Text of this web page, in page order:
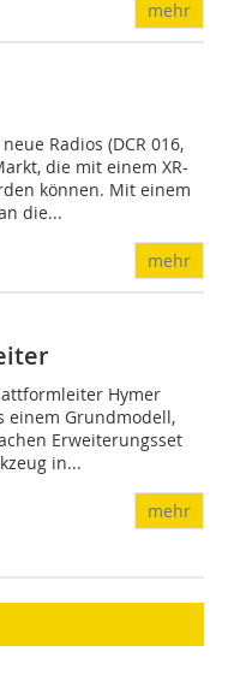
mehr
Radios (DCR 016,
die mit einem XR-
können. Mit einem
die...
mehr
Hymer
einem Grundmodell,
Erweiterungsset
in...
mehr